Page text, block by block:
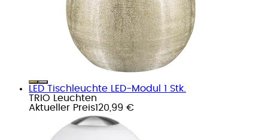
LED Tischleuchte LED-Modul 1 Stk.
TRIO Leuchten
Aktueller Preis120,99 €